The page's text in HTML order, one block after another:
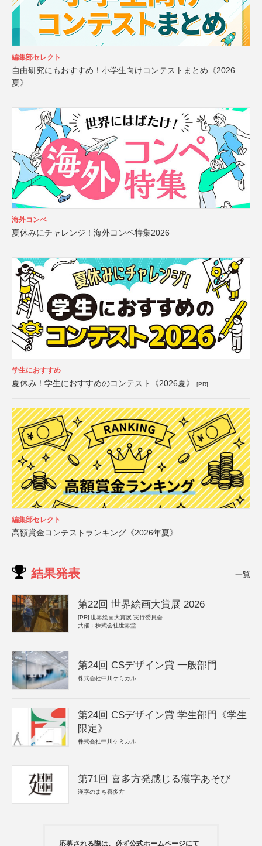
編集部セレクト
自由研究にもおすすめ！小学生向けコンテストまとめ《2026
夏》
海外コンペ
夏休みにチャレンジ！海外コンペ特集2026
学生におすすめ
夏休み！学生におすすめのコンテスト《2026夏》 [PR]
編集部セレクト
高額賞金コンテストランキング《2026年夏》
結果発表 一覧
第22回 世界絵画大賞展 2026
[PR] 世界絵画大賞展 実行委員会
共催：株式会社世界堂
第24回 CSデザイン賞 一般部門
株式会社中川ケミカル
第24回 CSデザイン賞 学生部門《学生
限定》
株式会社中川ケミカル
第71回 喜多方発感じる漢字あそび
漢字のまち喜多方
応募される際は、必ず公式ホームページにて